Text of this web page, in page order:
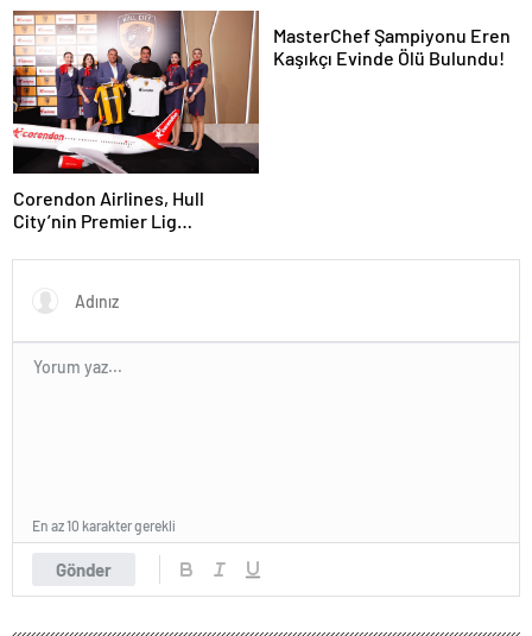
Corendon Airlines, Hull
City’nin Premier Lig
sürdürüyor
MasterChef Şampiyonu Eren
Kaşıkçı Evinde Ölü Bulundu!
Gönder
En az 10 karakter gerekli